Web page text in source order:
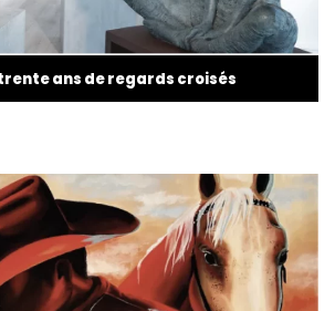
ans de regards croisés